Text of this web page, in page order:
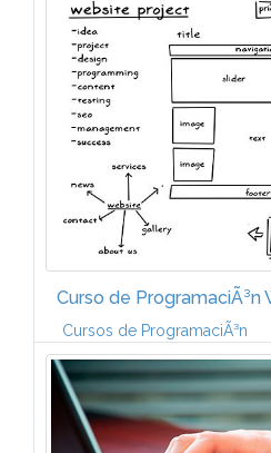
El programa de Experto en
Aplicaciones Web estÃ¡
mÃ³dulos:VISUAL
Visual Studio.NET. PrÃ¡cticas...
Curso de ProgramaciÃ³n
Cursos de ProgramaciÃ³n
1. LENGUAJE
Historia. Como incluir
XHTML. Introducirlo en el
XHTML. Definir JavaScript en